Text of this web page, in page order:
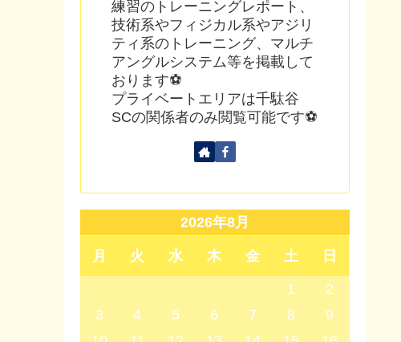
練習のトレーニングレポート、
技術系やフィジカル系やアジリ
ティ系のトレーニング、マルチ
アングルシステム等を掲載して
おります⚽
プライベートエリアは千駄谷
SCの関係者のみ閲覧可能です⚽
2026年8月
月 火 水 木 金 土 日
1
2
3
4 5 6 7 8
9